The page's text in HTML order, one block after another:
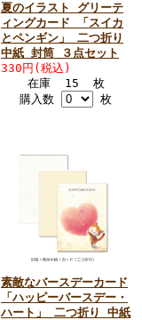
夏のイラスト グリーテ
ィングカード 「スイカ
とペンギン」 二つ折り
中紙 封筒 ３点セット
330円(税込)
在庫 15 枚
購入数
枚
素敵なバースデーカード
「ハッピーバースデー・
ハート」 二つ折り 中紙